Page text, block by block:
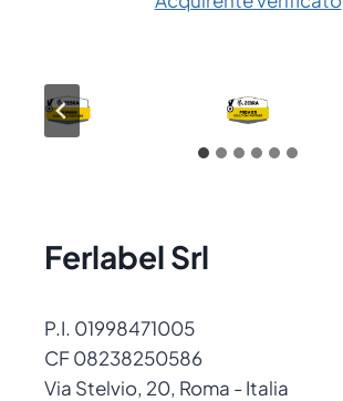
Ferlabel Srl
P.I. 01998471005
CF 08238250586
Via Stelvio, 20, Roma - Italia